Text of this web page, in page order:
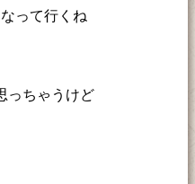
って行くね
っちゃうけど